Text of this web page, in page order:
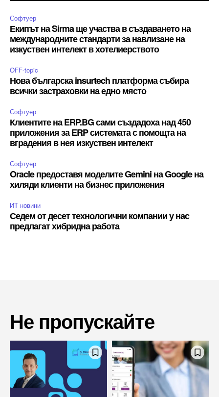
Софтуер
Екипът на Sirma ще участва в създаването на
международните стандарти за навлизане на
изкуствен интелект в хотелиерството
OFF-topic
Нова българска insurtech платформа събира
всички застраховки на едно място
Софтуер
Клиентите на ERP.BG сами създадоха над 450
приложения за ERP системата с помощта на
вградения в нея изкуствен интелект
Софтуер
Oracle предоставя моделите Gemini на Google на
хиляди клиенти на бизнес приложения
ИТ новини
Седем от десет технологични компании у нас
предлагат хибридна работа
Не пропускайте